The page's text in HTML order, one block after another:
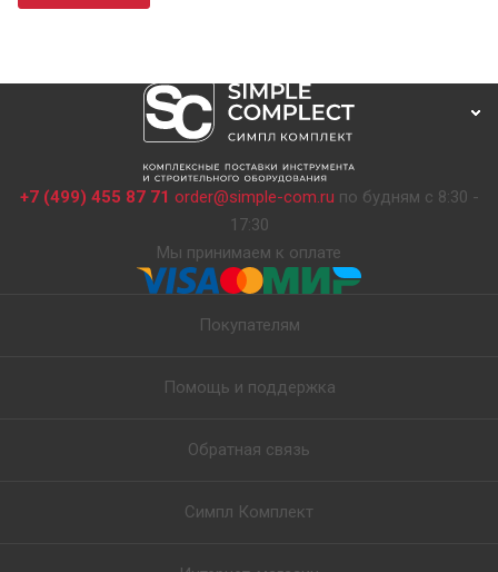
+7 (499) 455 87 71 order@simple-com.ru по будням с 8:30 -
17:30
Мы принимаем к оплате
Покупателям
Помощь и поддержка
Обратная связь
Симпл Комплект